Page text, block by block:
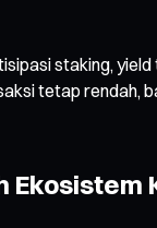
staking,
tetap rendah,
Ekosistem